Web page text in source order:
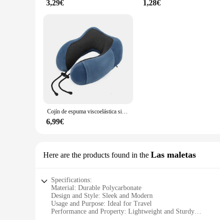
3,29€ 1,28€
Cojín de espuma viscoelástica sin bolsa de transporte, artículos esenciales de viaje, almohadas en forma de U, almohada de viaje, protección del cuello, soporte para el cuello
6,99€
Here are the products found in the Las maletas
Specifications:
Material: Durable Polycarbonate
Design and Style: Sleek and Modern
Usage and Purpose: Ideal for Travel
Performance and Property: Lightweight and Sturdy